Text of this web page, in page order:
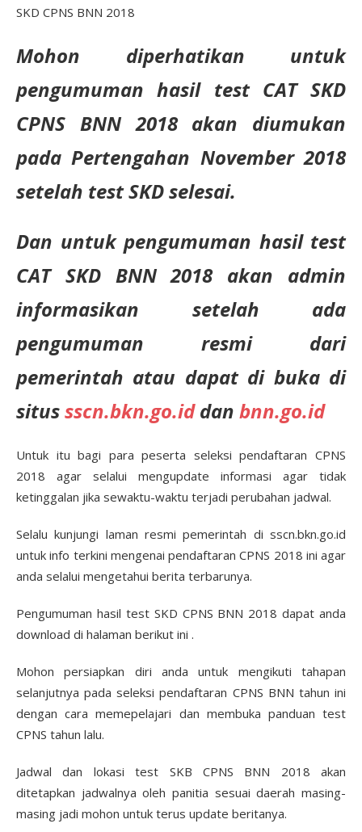
SKD CPNS BNN 2018
Mohon diperhatikan untuk
pengumuman hasil test CAT SKD
CPNS BNN 2018 akan diumukan
pada Pertengahan November 2018
setelah test SKD selesai.
Dan untuk pengumuman hasil test
CAT SKD BNN 2018 akan admin
informasikan setelah ada
pengumuman resmi dari
pemerintah atau dapat di buka di
situssscn.bkn.go.iddan bnn.go.id
Untuk itu bagi para peserta seleksi pendaftaran CPNS
2018 agar selalui mengupdate informasi agar tidak
ketinggalan jika sewaktu-waktu terjadi perubahan jadwal.
Selalu kunjungi laman resmi pemerintah di sscn.bkn.go.id
untuk info terkini mengenai pendaftaran CPNS 2018 ini agar
anda selalui mengetahui berita terbarunya.
Pengumuman hasil test SKD CPNS BNN 2018 dapat anda
download di halaman berikut ini .
Mohon persiapkan diri anda untuk mengikuti tahapan
selanjutnya pada seleksi pendaftaran CPNS BNN tahun ini
dengan cara memepelajari dan membuka panduan test
CPNS tahun lalu.
Jadwal dan lokasi test SKB CPNS BNN 2018 akan
ditetapkan jadwalnya oleh panitia sesuai daerah masing-
masing jadi mohon untuk terus update beritanya.